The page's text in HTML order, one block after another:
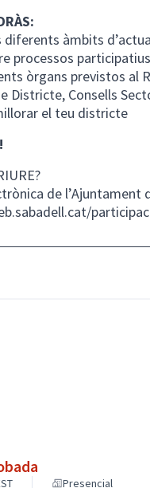
àmbits
processos participatius
òrgans previstos al
Districte, Consells
el teu districte
de l’Ajuntament
Presencial